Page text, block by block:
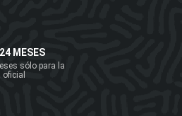
MESES
sólo para la